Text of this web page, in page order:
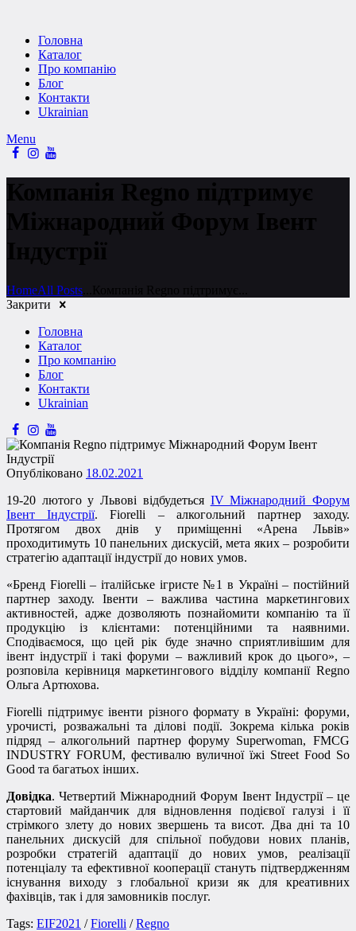
Головна
Каталог
Про компанію
Блог
Контакти
Ukrainian
Menu
Компанія Regno підтримує
Міжнародний Форум Івент
Індустрії
HomeAll Posts
Компанія Regno підтримує...
Закрити
Головна
Каталог
Про компанію
Блог
Контакти
Ukrainian
Опубліковано 18.02.2021
19-20 лютого у Львові відбудеться IV Міжнародний Форум
Івент Індустрії. Fiorelli – алкогольний партнер заходу.
Протягом двох днів у приміщенні «Арена Львів»
проходитимуть 10 панельних дискусій, мета яких – розробити
стратегію адаптації індустрії до нових умов.
«Бренд Fiorelli – італійське ігристе №1 в Україні – постійний
партнер заходу. Івенти – важлива частина маркетингових
активностей, адже дозволяють познайомити компанію та її
продукцію із клієнтами: потенційними та наявними.
Сподіваємося, що цей рік буде значно сприятливішим для
івент індустрії і такі форуми – важливий крок до цього», –
розповіла керівниця маркетингового відділу компанії Regno
Ольга Артюхова.
Fiorelli підтримує івенти різного формату в Україні: форуми,
урочисті, розважальні та ділові події. Зокрема кілька років
підряд – алкогольний партнер форуму Superwoman, FMCG
INDUSTRY FORUM, фестивалю вуличної їжі Street Food So
Good та багатьох інших.
Довідка. Четвертий Міжнародний Форум Івент Індустрії – це
стартовий майданчик для відновлення подієвої галузі і її
стрімкого злету до нових звершень та висот. Два дні та 10
панельних дискусій для спільної побудови нових планів,
розробки стратегій адаптації до нових умов, реалізації
потенціалу та ефективної кооперації стануть підтвердженням
існування виходу з глобальної кризи як для креативних
фахівців, так і для замовників послуг.
Tags: EIF2021 /Fiorelli /Regno